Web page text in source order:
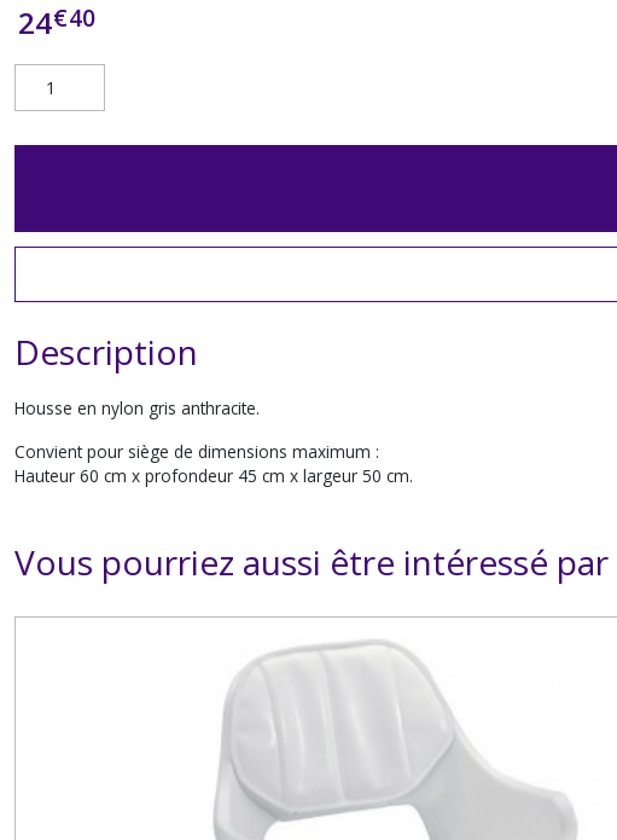
24€40
Description
Housse en nylon gris anthracite.
Convient pour siège de dimensions maximum :
Hauteur 60 cm x profondeur 45 cm x largeur 50 cm.
Vous pourriez aussi être intéressé par